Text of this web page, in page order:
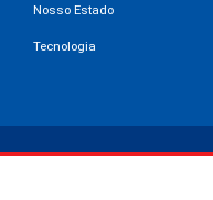
Nosso Estado
Tecnologia